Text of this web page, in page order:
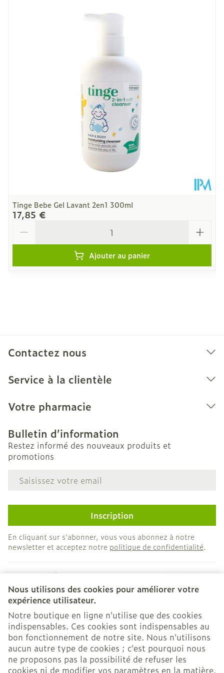
Nous utilisons des cookies pour améliorer votre
expérience utilisateur.
Notre boutique en ligne n'utilise que des cookies
indispensables. Ces cookies sont indispensables au
bon fonctionnement de notre site. Nous n'utilisons
aucun autre type de cookies ; c'est pourquoi nous
ne proposons pas la possibilité de refuser les
cookies ni de modifier vos paramètres en la matière.
Température ambiante (15°C -
25°C)
Tinge Bebe Gel Lavant 2en1 300ml
17,85 €
Ajouter au panier
Contactez nous
Service à la clientèle
Votre pharmacie
Bulletin d’information
Restez informé des nouveaux produits et
promotions
Adresse mail
Inscription
En cliquant sur s'abonner, vous vous abonnez à notre
newsletter et acceptez notre politique de confidentialité.
Liens légaux